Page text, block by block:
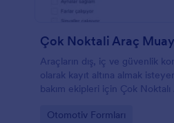
Çok Noktali Araç
Araçların dış, iç ve güvenlik
olarak kayıt altına almak
bakım ekipleri için Çok
kolaylaştırın.
Go to Category:
Otomotiv Formları